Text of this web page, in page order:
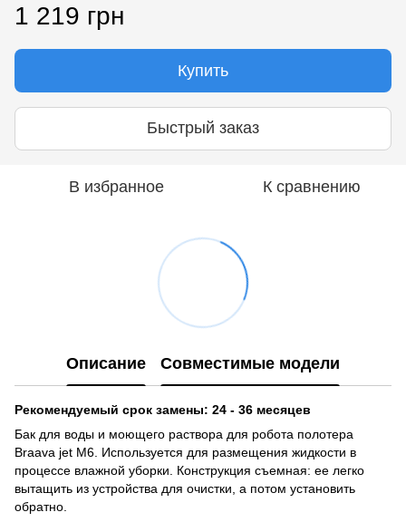
1 219 грн
Купить
Быстрый заказ
В избранное К сравнению
Описание Совместимые модели
Рекомендуемый срок замены: 24 - 36 месяцев
Бак для воды и моющего раствора для робота полотера
Braava jet M6. Используется для размещения жидкости в
процессе влажной уборки. Конструкция съемная: ее легко
вытащить из устройства для очистки, а потом установить
обратно.